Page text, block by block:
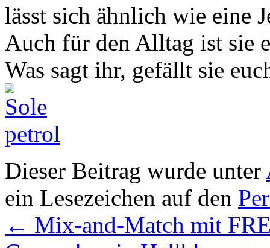
lässt sich ähnlich wie eine
Auch für den Alltag ist sie
Was sagt ihr, gefällt sie
Dieser Beitrag wurde unter
ein Lesezeichen auf den
← Mix-and-Match mit